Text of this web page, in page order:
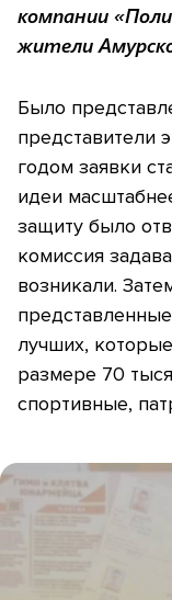
компании
жители
Было
представители
годом заявки
идеи
защиту было
комиссия
возникали.
лучших,
размере 70
спортивные,